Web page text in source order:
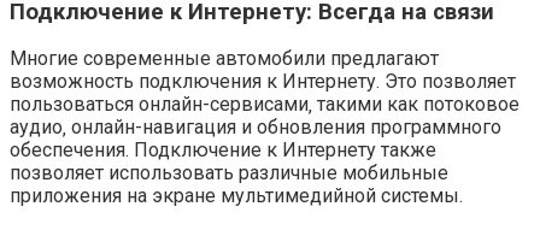
Подключение к Интернету: Всегда на связи
Многие современные автомобили предлагают
возможность подключения к Интернету. Это позволяет
пользоваться онлайн-сервисами‚ такими как потоковое
аудио‚ онлайн-навигация и обновления программного
обеспечения. Подключение к Интернету также
позволяет использовать различные мобильные
приложения на экране мультимедийной системы.